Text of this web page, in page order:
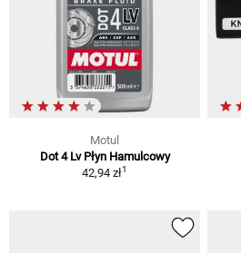
Motul
Dot 4 Lv Płyn Hamulcowy
42,94 zł1